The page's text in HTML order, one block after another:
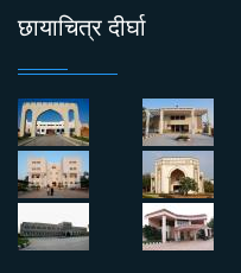
छायाचित्र दीर्घा